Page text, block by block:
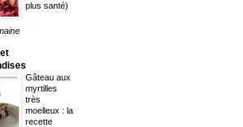
plus santé)
Gâteau aux
myrtilles
très
moelleux : la
recette